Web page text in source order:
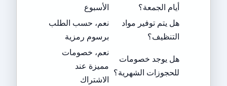
أيام الجمعة؟
الأسبوع
هل يتم توفير مواد
التنظيف؟
نعم، حسب الطلب
برسوم رمزية
هل يوجد خصومات
للحجوزات الشهرية؟
نعم، خصومات
مميزة عند
الاشتراك